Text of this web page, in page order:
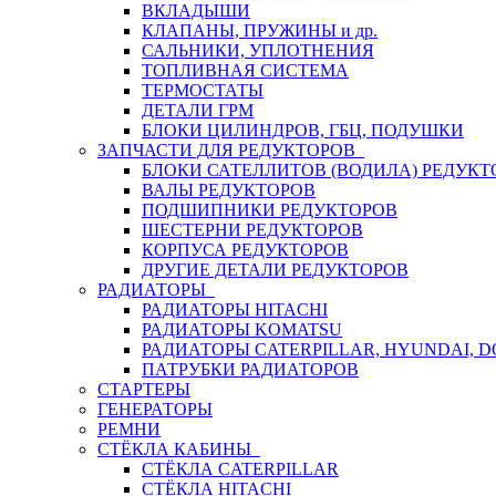
ВКЛАДЫШИ
КЛАПАНЫ, ПРУЖИНЫ и др.
САЛЬНИКИ, УПЛОТНЕНИЯ
ТОПЛИВНАЯ СИСТЕМА
ТЕРМОСТАТЫ
ДЕТАЛИ ГРМ
БЛОКИ ЦИЛИНДРОВ, ГБЦ, ПОДУШКИ
ЗАПЧАСТИ ДЛЯ РЕДУКТОРОВ
БЛОКИ САТЕЛЛИТОВ (ВОДИЛА)
ВАЛЫ РЕДУКТОРОВ
ПОДШИПНИКИ РЕДУКТОРОВ
ШЕСТЕРНИ РЕДУКТОРОВ
КОРПУСА РЕДУКТОРОВ
ДРУГИЕ ДЕТАЛИ РЕДУКТОРОВ
РАДИАТОРЫ
РАДИАТОРЫ HITACHI
РАДИАТОРЫ KOMATSU
РАДИАТОРЫ CATERPILLAR, HYUNDAI,
ПАТРУБКИ РАДИАТОРОВ
СТАРТЕРЫ
ГЕНЕРАТОРЫ
РЕМНИ
СТЁКЛА КАБИНЫ
СТЁКЛА CATERPILLAR
СТЁКЛА HITACHI